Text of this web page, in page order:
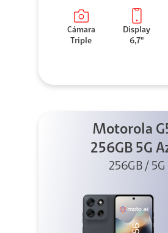
Cámara
Triple
Display
6,7"
Motorola
256GB 5G
256GB / 5G